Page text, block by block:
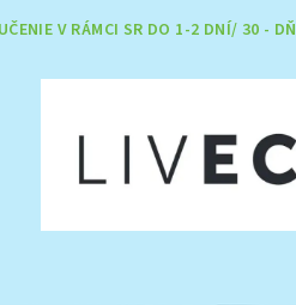
V RÁMCI SR DO 1-2 DNÍ/ 30 -